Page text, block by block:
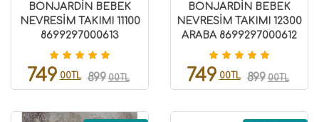
BONJARDİN BEBEK
NEVRESİM TAKIMI 11100
8699297000613
749 00TL 899 00TL
BONJARDİN BEBEK
NEVRESİM TAKIMI 12300
ARABA 8699297000612
749 00TL 899 00TL